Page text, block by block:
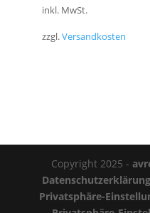
inkl. MwSt.
zzgl.Versandkosten
Copyright 2025 -
Datenschutzerklärung
Privatsphäre-